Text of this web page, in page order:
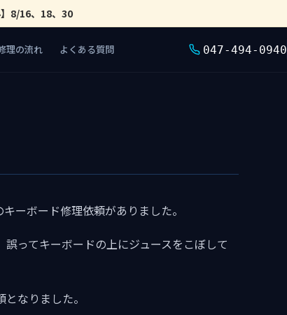
】8/16、18、30
理の流れ よくある質問 047-494-0940
ーボード修理依頼がありました。
ってキーボードの上にジュースをこぼして
なりました。